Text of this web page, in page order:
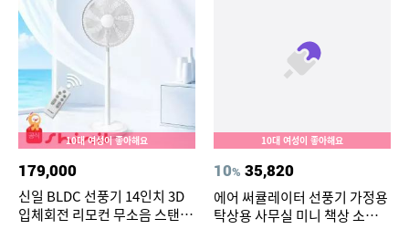
10대 여성이 좋아해요
179,000
신일 BLDC 선풍기 14인치 3D
입체회전 리모컨 무소음 스탠드
10대 여성이 좋아해요
10% 35,820
에어 써큘레이터 선풍기 가정용
탁상용 사무실 미니 책상 소형